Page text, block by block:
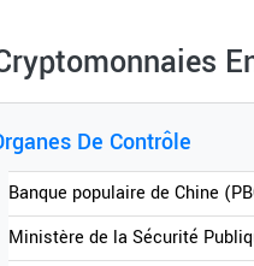
De Contrôle
Banque populaire de Chine
Ministère de la Sécurité